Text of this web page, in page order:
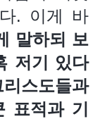
. 이게 바
말하되 보
저기 있다
스도들과
표적과 기